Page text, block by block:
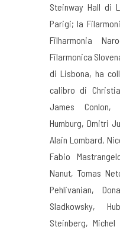
Steinway Hall di
Parigi; la
Filharmonia
Filarmonica
di Lisbona, ha
calibro di
James Conlon,
Humburg, Dmitri
Alain Lombard,
Fabio
Nanut, Tomas
Pehlivanian,
Sladkowsky,
Steinberg,